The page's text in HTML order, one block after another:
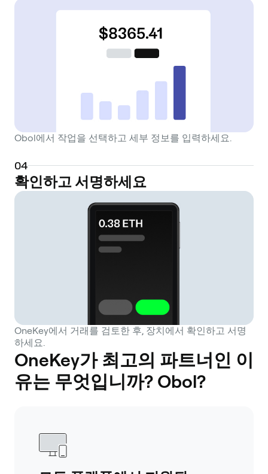
Obol에서 작업을 선택하고 세부 정보를 입력하세요.
04
확인하고 서명하세요
OneKey에서 거래를 검토한 후, 장치에서 확인하고 서명
하세요.
OneKey가 최고의 파트너인 이
유는 무엇입니까? Obol?